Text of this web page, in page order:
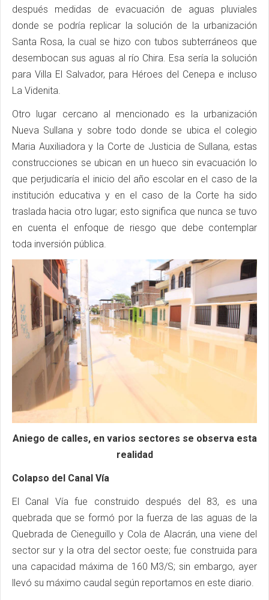
después medidas de evacuación de aguas pluviales
donde se podría replicar la solución de la urbanización
Santa Rosa, la cual se hizo con tubos subterráneos que
desembocan sus aguas al río Chira. Esa sería la solución
para Villa El Salvador, para Héroes del Cenepa e incluso
La Videnita.
Otro lugar cercano al mencionado es la urbanización
Nueva Sullana y sobre todo donde se ubica el colegio
Maria Auxiliadora y la Corte de Justicia de Sullana, estas
construcciones se ubican en un hueco sin evacuación lo
que perjudicaría el inicio del año escolar en el caso de la
institución educativa y en el caso de la Corte ha sido
traslada hacia otro lugar; esto significa que nunca se tuvo
en cuenta el enfoque de riesgo que debe contemplar
toda inversión pública.
Aniego de calles, en varios sectores se observa esta
realidad
Colapso del Canal Vía
El Canal Vía fue construido después del 83, es una
quebrada que se formó por la fuerza de las aguas de la
Quebrada de Cieneguillo y Cola de Alacrán, una viene del
sector sur y la otra del sector oeste; fue construida para
una capacidad máxima de 160 M3/S; sin embargo, ayer
llevó su máximo caudal según reportamos en este diario.